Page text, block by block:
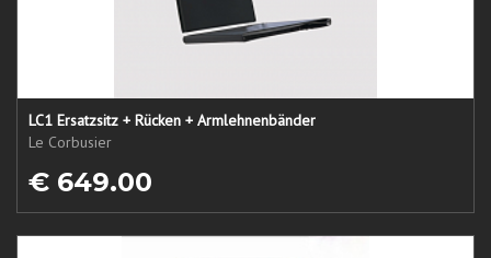
LC1 Ersatzsitz + Rücken + Armlehnenbänder
Le Corbusier
€ 649.00